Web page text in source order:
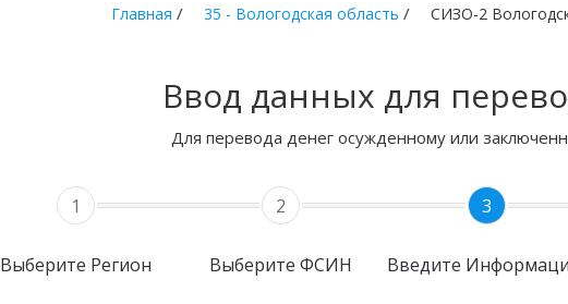
Главная / 35 - Вологодская область / СИЗО-2
Ввод данных для
Для перевода денег осужденному или
1
Выберите Регион
2
Выберите ФСИН
3
Введите